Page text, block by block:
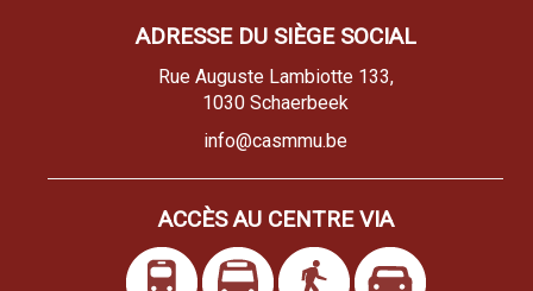
ADRESSE DU SIÈGE SOCIAL
Rue Auguste Lambiotte 133,
1030 Schaerbeek
info@casmmu.be
ACCÈS AU CENTRE VIA